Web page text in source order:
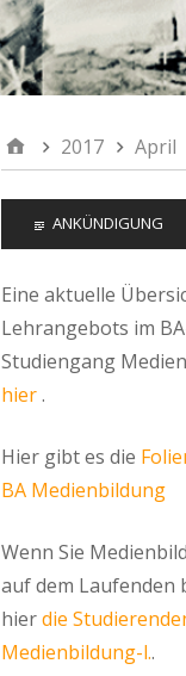
2017 April
ANKÜNDIGUNG
Eine aktuelle
Lehrangebots im
Studiengang
hier.
Hier gibt es die
BA Medienbildung
Wenn Sie
auf dem Laufenden
hierdie
Medienbildung-l..